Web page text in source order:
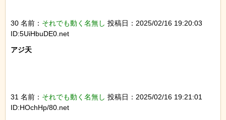
30 名前： それでも動く名無し 投稿日：2025/02/16 19:20:03
ID:5UiHbuDE0.net
アジ天
31 名前： それでも動く名無し 投稿日：2025/02/16 19:21:01
ID:HOchHp/80.net